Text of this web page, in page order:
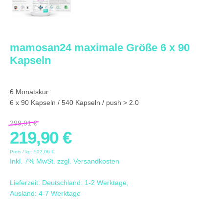
mamosan24 maximale Größe 6 x 90
Kapseln
6 Monatskur
6 x 90 Kapseln / 540 Kapseln / push > 2.0
299,91 €
219,90 €
Preis / kg: 502,06 €
Inkl. 7% MwSt. zzgl. Versandkosten
Lieferzeit: Deutschland: 1-2 Werktage,
Ausland: 4-7 Werktage